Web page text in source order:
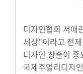
디자인협회 서애
세상”이라고 전
디자인 창출이
국제주얼리디자